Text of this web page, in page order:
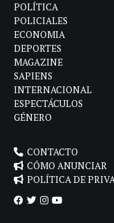
POLÍTICA
POLICIALES
ECONOMIA
DEPORTES
MAGAZINE
SAPIENS
INTERNACIONAL
ESPECTÁCULOS
GÉNERO
CONTACTO
CÓMO ANUNCIAR
POLÍTICA DE